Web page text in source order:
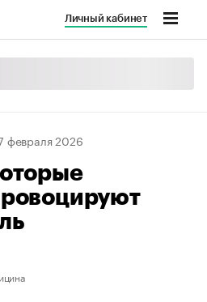
Личный кабинет
февраля 2026